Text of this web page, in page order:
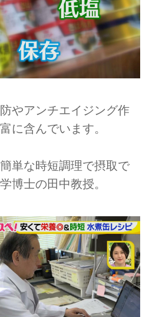
やアンチエイジング作
に含んでいます。
単な時短調理で摂取で
博士の田中教授。